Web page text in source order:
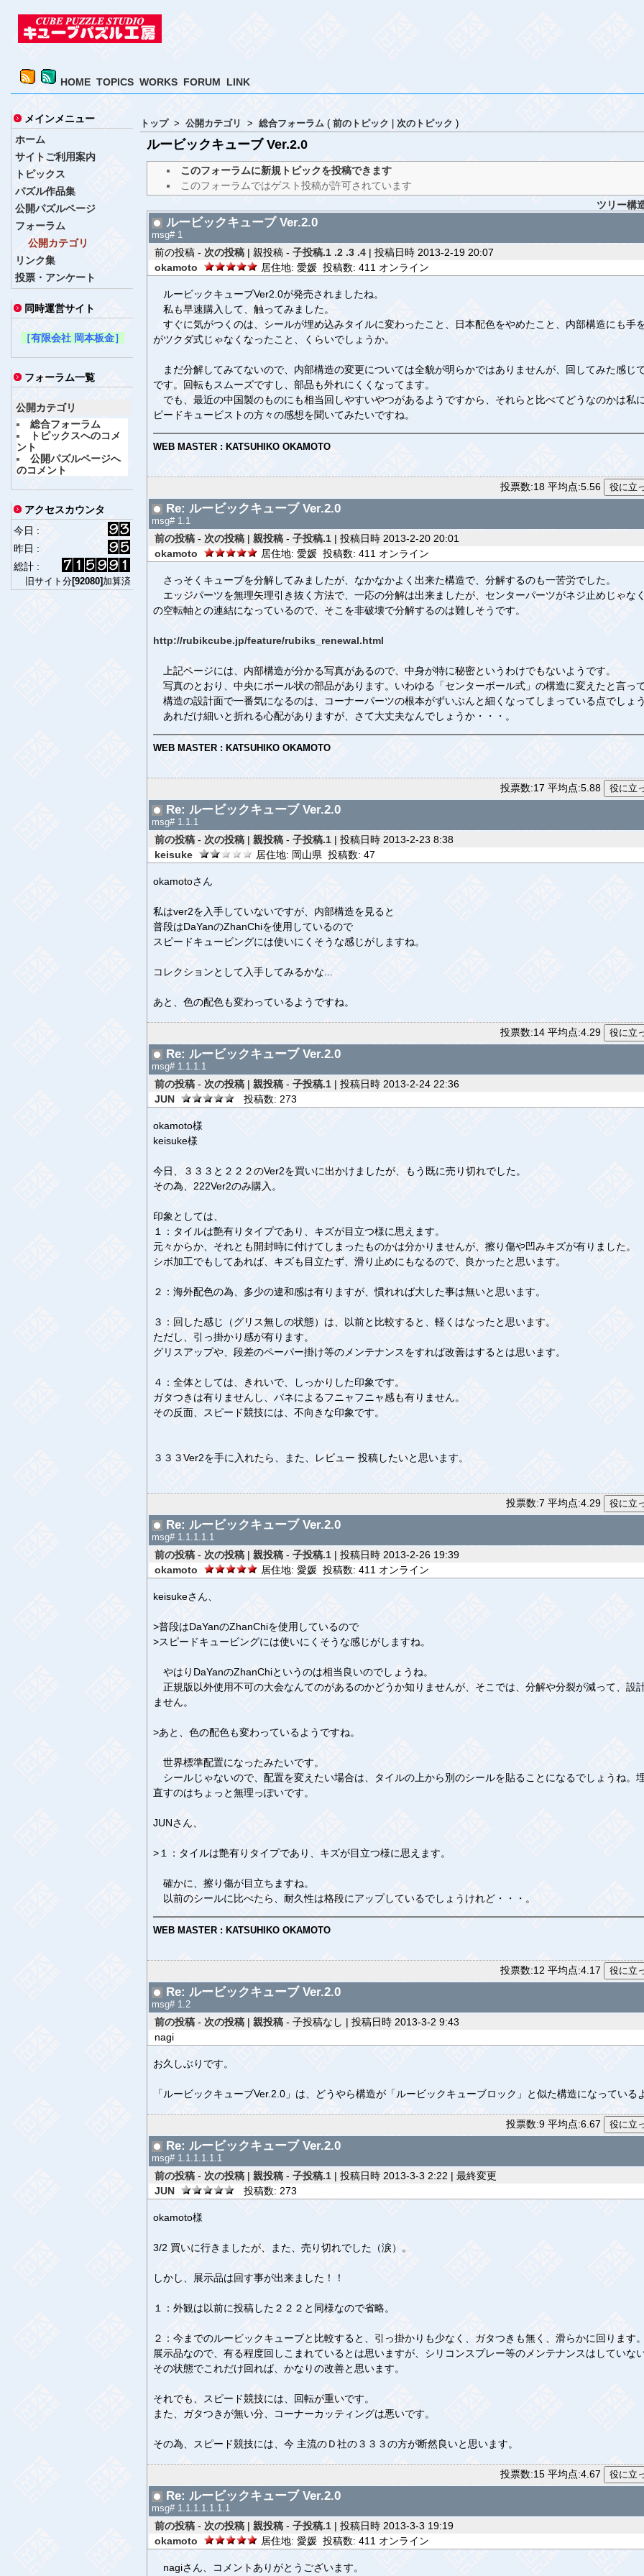
HOME TOPICS WORKS FORUM LINK
メインメニュー
ホーム
サイトご利用案内
トピックス
パズル作品集
公開パズルページ
フォーラム
公開カテゴリ
リンク集
投票・アンケート
同時運営サイト
［有限会社 岡本板金］
フォーラム一覧
公開カテゴリ
総合フォーラム
トピックスへのコメ
ント
公開パズルページへ
のコメント
アクセスカウンタ
今日 :
昨日 :
総計 :
旧サイト分[92080] 加算済
トップ> 公開カテゴリ > 総合フォーラム ( 前のトピック 次のトピック )
ルービックキューブ Ver.2.0
このフォーラムに新規トピックを投稿できます
このフォーラムではゲスト投稿が許可されています
ツリー構
ルービックキューブ Ver.2.0
msg# 1
前の投稿 - 次の投稿 | 親投稿 - 子投稿.1 .2 .3 .4 | 投稿日時 2013-2-19 20:07
okamoto
居住地: 愛媛 投稿数: 411 オンライン
ルービックキューブVer2.0が発売されましたね。
私も早速購入して、触ってみました。
すぐに気がつくのは、シールが埋め込みタイルに変わったこと、日本配色をやめたこと、内部構造にも手
がツクダ式じゃなくなったこと、くらいでしょうか。
まだ分解してみてないので、内部構造の変更については全貌が明らかではありませんが、回してみた感じ
です。回転もスムーズですし、部品も外れにくくなってます。
でも、最近の中国製のものにも相当回しやすいやつがあるようですから、それらと比べてどうなのかは私
ピードキュービストの方々の感想を聞いてみたいですね。
WEB MASTER : KATSUHIKO OKAMOTO
投票数:18 平均点:5.56
Re: ルービックキューブ Ver.2.0
msg# 1.1
前の投稿 - 次の投稿 | 親投稿 - 子投稿.1 | 投稿日時 2013-2-20 20:01
okamoto
居住地: 愛媛 投稿数: 411 オンライン
さっそくキューブを分解してみましたが、なかなかよく出来た構造で、分解するのも一苦労でした。
エッジパーツを無理矢理引き抜く方法で、一応の分解は出来ましたが、センターパーツがネジ止めじゃな
の空転軸との連結になっているので、そこを非破壊で分解するのは難しそうです。
http://rubikcube.jp/feature/rubiks_renewal.html
上記ページには、内部構造が分かる写真があるので、中身が特に秘密というわけでもないようです。
写真のとおり、中央にボール状の部品があります。いわゆる「センターボール式」の構造に変えたと言っ
構造の設計面で一番気になるのは、コーナーパーツの根本がずいぶんと細くなってしまっている点でしょ
あれだけ細いと折れる心配がありますが、さて大丈夫なんでしょうか・・・。
WEB MASTER : KATSUHIKO OKAMOTO
投票数:17 平均点:5.88
Re: ルービックキューブ Ver.2.0
msg# 1.1.1
前の投稿 - 次の投稿 | 親投稿 - 子投稿.1 | 投稿日時 2013-2-23 8:38
keisuke
居住地: 岡山県 投稿数: 47
okamotoさん
私はver2を入手していないですが、内部構造を見ると
普段はDaYanのZhanChiを使用しているので
スピードキュービングには使いにくそうな感じがしますね。
コレクションとして入手してみるかな...
あと、色の配色も変わっているようですね。
投票数:14 平均点:4.29
Re: ルービックキューブ Ver.2.0
msg# 1.1.1.1
前の投稿 - 次の投稿 | 親投稿 - 子投稿.1 | 投稿日時 2013-2-24 22:36
JUN
投稿数: 273
okamoto様
keisuke様
今日、３３３と２２２のVer2を買いに出かけましたが、もう既に売り切れでした。
その為、222Ver2のみ購入。
印象としては、
１：タイルは艶有りタイプであり、キズが目立つ様に思えます。
元々からか、それとも開封時に付けてしまったものかは分かりませんが、擦り傷や凹みキズが有りました。
シボ加工でもしてあれば、キズも目立たず、滑り止めにもなるので、良かったと思います。
２：海外配色の為、多少の違和感は有りますが、慣れれば大した事は無いと思います。
３：回した感じ（グリス無しの状態）は、以前と比較すると、軽くはなったと思います。
ただし、引っ掛かり感が有ります。
グリスアップや、段差のペーパー掛け等のメンテナンスをすれば改善はするとは思います。
４：全体としては、きれいで、しっかりした印象です。
ガタつきは有りませんし、バネによるフニャフニャ感も有りません。
その反面、スピード競技には、不向きな印象です。
３３３Ver2を手に入れたら、また、レビュー 投稿したいと思います。
投票数:7 平均点:4.29
Re: ルービックキューブ Ver.2.0
msg# 1.1.1.1.1
前の投稿 - 次の投稿 | 親投稿 - 子投稿.1 | 投稿日時 2013-2-26 19:39
okamoto
居住地: 愛媛 投稿数: 411 オンライン
keisukeさん、
>普段はDaYanのZhanChiを使用しているので
>スピードキュービングには使いにくそうな感じがしますね。
やはりDaYanのZhanChiというのは相当良いのでしょうね。
正規版以外使用不可の大会なんてのがあるのかどうか知りませんが、そこでは、分解や分裂が減って、設
ません。
>あと、色の配色も変わっているようですね。
世界標準配置になったみたいです。
シールじゃないので、配置を変えたい場合は、タイルの上から別のシールを貼ることになるでしょうね。
直すのはちょっと無理っぽいです。
JUNさん、
>１：タイルは艶有りタイプであり、キズが目立つ様に思えます。
確かに、擦り傷が目立ちますね。
以前のシールに比べたら、耐久性は格段にアップしているでしょうけれど・・・。
WEB MASTER : KATSUHIKO OKAMOTO
投票数:12 平均点:4.17
Re: ルービックキューブ Ver.2.0
msg# 1.2
前の投稿 - 次の投稿 | 親投稿 - 子投稿なし | 投稿日時 2013-3-2 9:43
nagi
お久しぶりです。
「ルービックキューブVer.2.0」は、どうやら構造が「ルービックキューブロック」と似た構造になっている
投票数:9 平均点:6.67
Re: ルービックキューブ Ver.2.0
msg# 1.1.1.1.1.1
前の投稿 - 次の投稿 | 親投稿 - 子投稿.1 | 投稿日時 2013-3-3 2:22 | 最終変更
JUN
投稿数: 273
okamoto様
3/2 買いに行きましたが、また、売り切れでした（涙）。
しかし、展示品は回す事が出来ました！！
１：外観は以前に投稿した２２２と同様なので省略。
２：今までのルービックキューブと比較すると、引っ掛かりも少なく、ガタつきも無く、滑らかに回ります
展示品なので、有る程度回しこまれているとは思いますが、シリコンスプレー等のメンテナンスはしていな
その状態でこれだけ回れば、かなりの改善と思います。
それでも、スピード競技には、回転が重いです。
また、ガタつきが無い分、コーナーカッティングは悪いです。
その為、スピード競技には、今 主流のＤ社の３３３の方が断然良いと思います。
投票数:15 平均点:4.67
Re: ルービックキューブ Ver.2.0
msg# 1.1.1.1.1.1.1
前の投稿 - 次の投稿 | 親投稿 - 子投稿.1 | 投稿日時 2013-3-3 19:19
okamoto
居住地: 愛媛 投稿数: 411 オンライン
nagiさん、コメントありがとうございます。